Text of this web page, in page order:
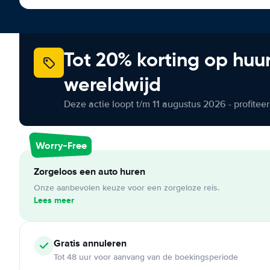
Tot 20% korting op
wereldwijd
Deze actie loopt t/m 11 augustus 2026 -
Worry-Free
Zorgeloos een auto huren
Onze aanbevolen keuze voor een zorgeloze reis.
Lees meer
Gratis annuleren
Tot 48 uur voor aanvang van de boekingsperiode